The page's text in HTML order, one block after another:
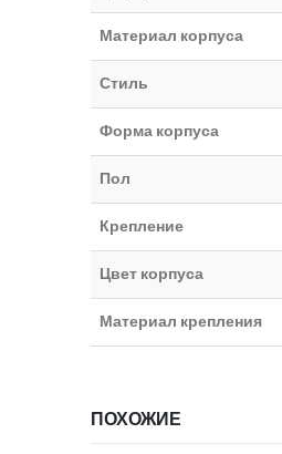
Материал корпуса
Стиль
Форма корпуса
Пол
Крепление
Цвет корпуса
Материал крепления
ПОХОЖИЕ